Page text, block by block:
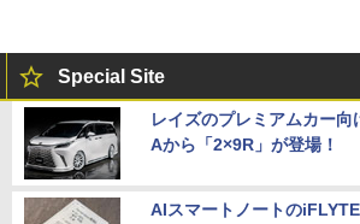
Special Site
レイズのプレミアムカー向
Aから「2×9R」が登場！
AIスマートノートの